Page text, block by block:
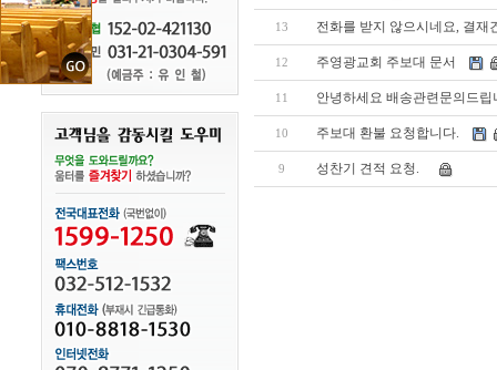
13 전화를 받지 않으시네요, 결재
12 주영광교회 주보대 문서
11 안녕하세요 배송관련문의드립
10 주보대 환불 요청합니다.
9 성찬기 견적 요청.